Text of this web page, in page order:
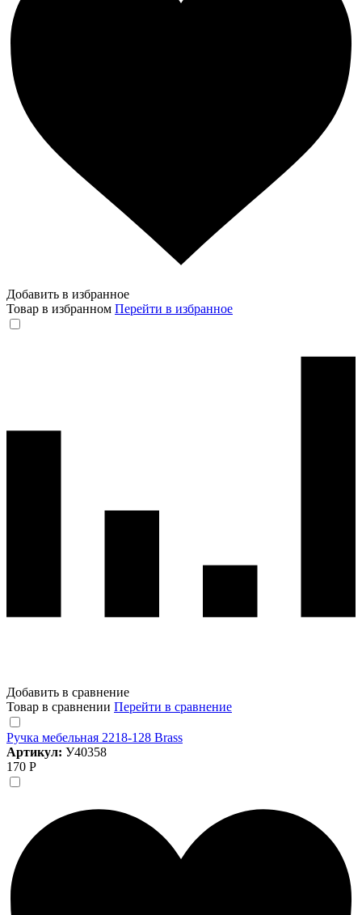
Добавить в избранное
Товар в избранном Перейти в избранное
Добавить в сравнение
Товар в сравнении Перейти в сравнение
Ручка мебельная 2218-128 Brass
Артикул: У40358
170 Р